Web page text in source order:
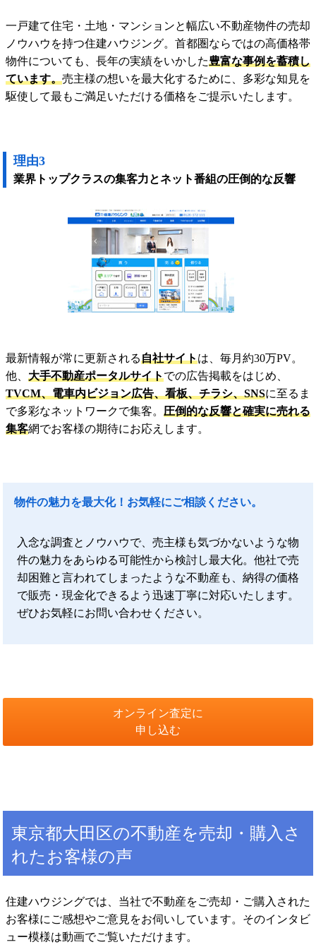
一戸建て住宅・土地・マンションと幅広い不動産物件の売却
ノウハウを持つ住建ハウジング。首都圏ならではの高価格帯
物件についても、長年の実績をいかした豊富な事例を蓄積し
ています。売主様の想いを最大化するために、多彩な知見を
駆使して最もご満足いただける価格をご提示いたします。
理由3
業界トップクラスの集客力とネット番組の圧倒的な反響
最新情報が常に更新される自社サイトは、毎月約30万PV。
他、 大手不動産ポータルサイトでの広告掲載をはじめ、
TVCM、電車内ビジョン広告、看板、チラシ、SNSに至るま
で多彩なネットワークで集客。 圧倒的な反響と確実に売れる
集客網でお客様の期待にお応えします。
物件の魅力を最大化！お気軽にご相談ください。
入念な調査とノウハウで、売主様も気づかないような物
件の魅力をあらゆる可能性から検討し最大化。他社で売
却困難と言われてしまったような不動産も、納得の価格
で販売・現金化できるよう迅速丁寧に対応いたします。
ぜひお気軽にお問い合わせください。
オンライン査定に
申し込む
東京都大田区の不動産を売却・購入さ
れたお客様の声
住建ハウジングでは、当社で不動産をご売却・ご購入された
お客様にご感想やご意見をお伺いしています。そのインタビ
ュー模様は動画でご覧いただけます。